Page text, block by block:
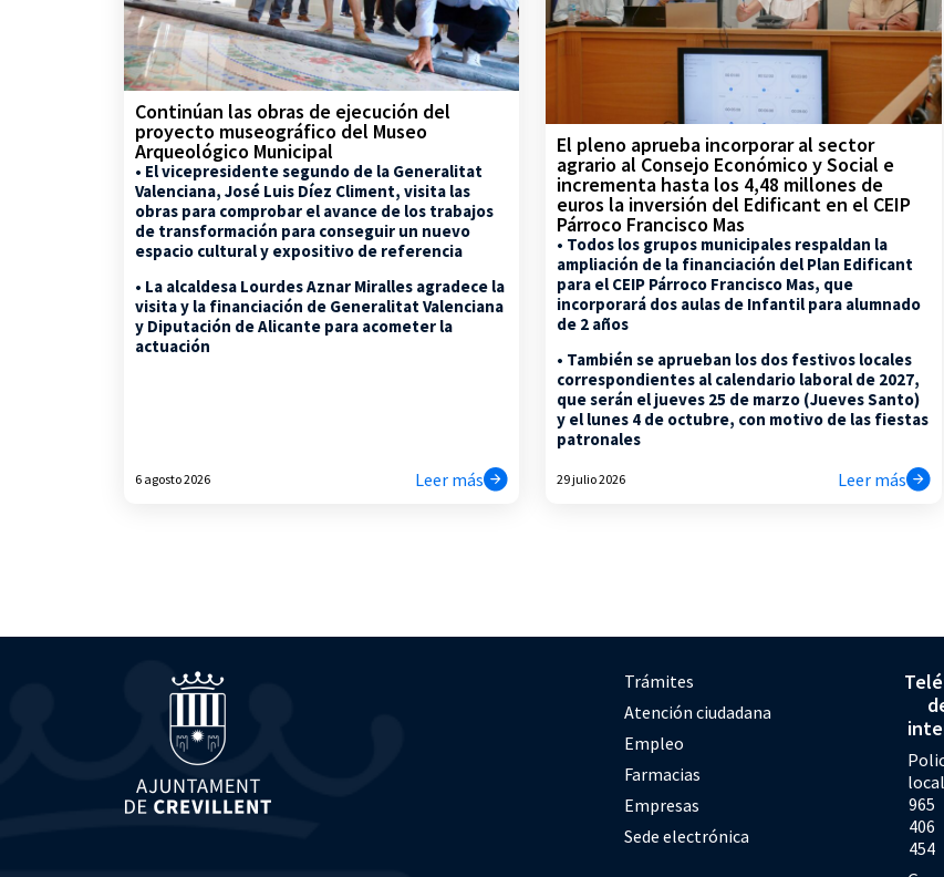
Continúan las obras de ejecución del
proyecto museográfico del Museo
Arqueológico Municipal
• El vicepresidente segundo de la Generalitat
Valenciana, José Luis Díez Climent, visita las
obras para comprobar el avance de los trabajos
de transformación para conseguir un nuevo
espacio cultural y expositivo de referencia
• La alcaldesa Lourdes Aznar Miralles agradece la
visita y la financiación de Generalitat Valenciana
y Diputación de Alicante para acometer la
actuación
6 agosto 2026 Leer más
El pleno aprueba incorporar al sector
agrario al Consejo Económico y Social e
incrementa hasta los 4,48 millones de
euros la inversión del Edificant en el CEIP
Párroco Francisco Mas
• Todos los grupos municipales respaldan la
ampliación de la financiación del Plan Edificant
para el CEIP Párroco Francisco Mas, que
incorporará dos aulas de Infantil para alumnado
de 2 años
• También se aprueban los dos festivos locales
correspondientes al calendario laboral de 2027,
que serán el jueves 25 de marzo (Jueves Santo)
y el lunes 4 de octubre, con motivo de las fiestas
patronales
29 julio 2026 Leer más
Trámites
Atención ciudadana
Empleo
Farmacias
Empresas
Sede electrónica
local
965
406
454